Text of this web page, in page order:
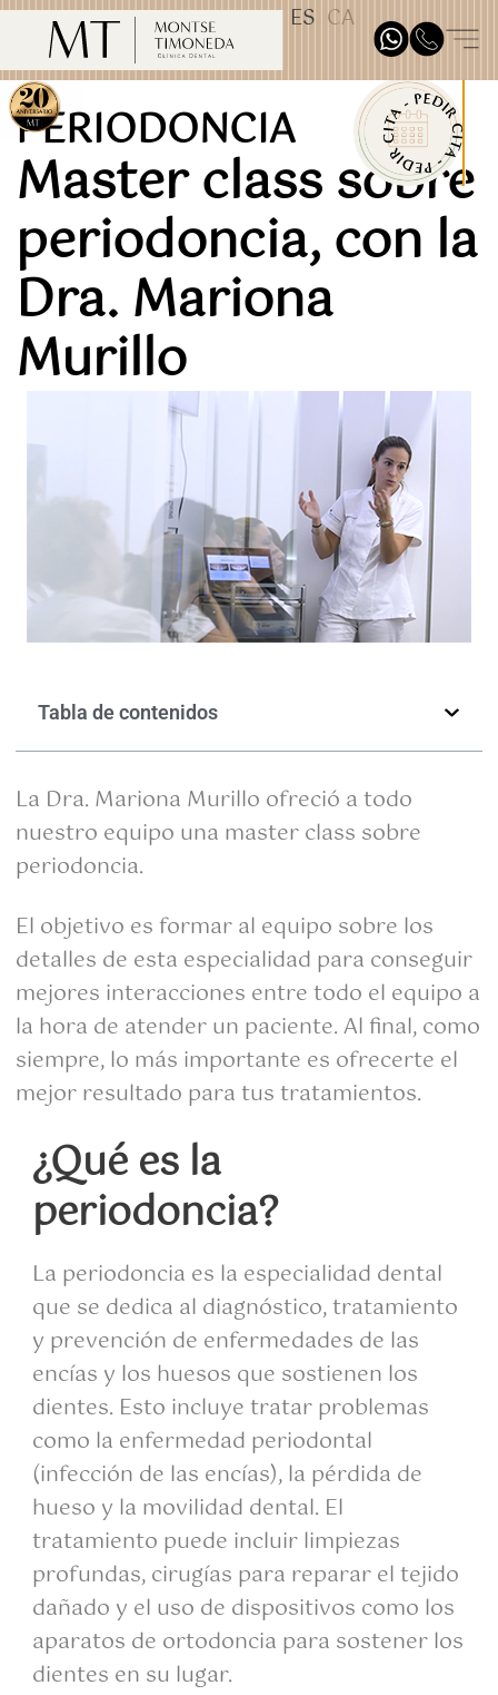
TEST31887 ES CA
PERIODONCIA
Master class sobre
periodoncia, con la
Dra. Mariona
Murillo
Tabla de contenidos
La Dra. Mariona Murillo ofreció a todo
nuestro equipo una master class sobre
periodoncia.
El objetivo es formar al equipo sobre los
detalles de esta especialidad para conseguir
mejores interacciones entre todo el equipo a
la hora de atender un paciente. Al final, como
siempre, lo más importante es ofrecerte el
mejor resultado para tus tratamientos.
¿Qué es la
periodoncia?
La periodoncia es la especialidad dental
que se dedica al diagnóstico, tratamiento
y prevención de enfermedades de las
encías y los huesos que sostienen los
dientes. Esto incluye tratar problemas
como la enfermedad periodontal
(infección de las encías), la pérdida de
hueso y la movilidad dental. El
tratamiento puede incluir limpiezas
profundas, cirugías para reparar el tejido
dañado y el uso de dispositivos como los
aparatos de ortodoncia para sostener los
dientes en su lugar.